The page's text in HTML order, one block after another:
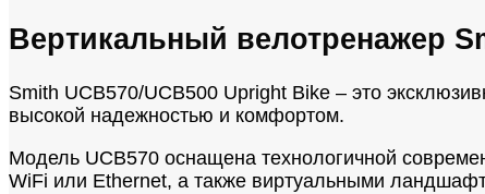
Вертикальный велотренажер
Smith UCB570/UCB500 Upright Bike – это
высокой надежностью и комфортом.
Модель UCB570 оснащена технологичной
WiFi или Ethernet, а также виртуальными